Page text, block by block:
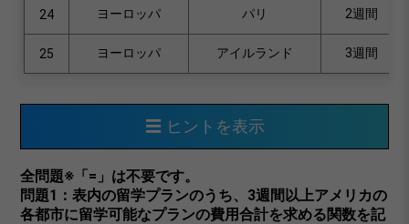
24 ヨーロッパ パリ 2週間
25 ヨーロッパ アイルランド 3週間
☰ ヒントを表示
全問題※「=」は不要です。
問題1：表内の留学プランのうち、3週間以上アメリカの
各都市に留学可能なプランの費用合計を求める関数を記